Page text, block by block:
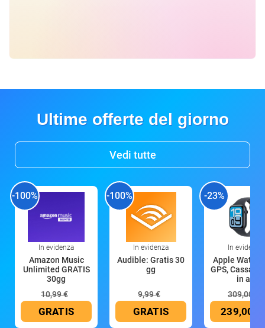
Ultime offerte del giorno
Vedi tutte
-100%
In evidenza
Amazon Music
Unlimited GRATIS
30gg
10,99 €
GRATIS
-100%
In evidenza
Audible: Gratis 30
gg
9,99 €
GRATIS
-23%
In evidenza
Apple Watch
GPS, Cassa
in all
309,00 €
239,00 €